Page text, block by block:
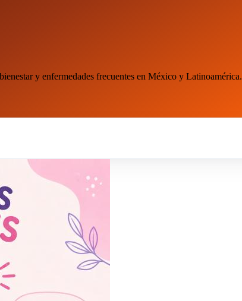
y enfermedades frecuentes en México y Latinoamérica.